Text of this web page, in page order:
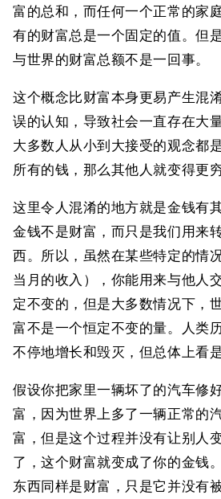
富的总和，而任何一个正常的家
有的财富总是一个固定的值。但
与世界的财富总额不是一回事。
这个概念比财富本身更易产生混
误的认知，导致社会一直存在大
大多数人从小到大接受的观念都
所有的钱，那么其他人就变得更穷
这里令人混淆的地方就是金钱有
金钱不是财富，而只是我们用来
西。所以，虽然在某些特定的情
当月的收入），你能用来与他人
定不变的，但是大多数情况下，
富不是一个恒定不变的量。人类
不停地增长和毁灭，但总体上看
假设你把家里一辆坏了的汽车修
富，因为世界上多了一辆正常的
富，但是这个过程并没有让别人
了，这个财富就变成了你的金钱
东西同样是财富，只是它并没有